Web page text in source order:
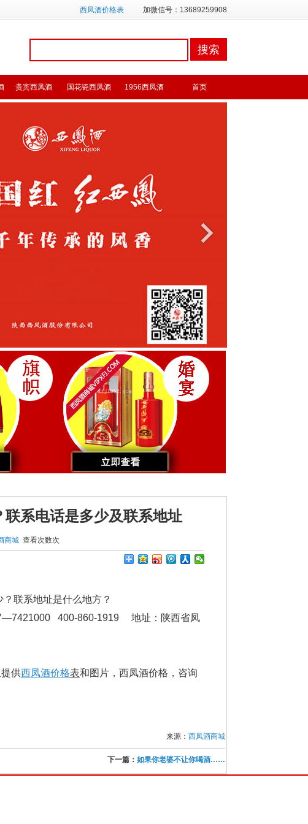
西凤酒价格表 加微信号：13689259908
首页
1956西凤酒
国花瓷西凤酒
贵宾西凤酒
系电话是多少及联系地址
商城 查看次数次
联系地址是什么地方？
400-860-1919 地址：陕西省凤
供西凤酒价格表和图片，西凤酒价格，咨询
来源： 西凤酒商城
下一篇： 如果你老婆不让你喝酒……